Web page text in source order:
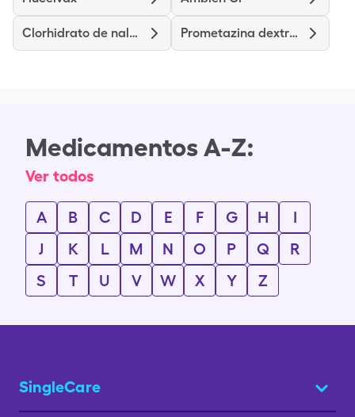
Clorhidrato de naloxona Prometazina dextrometorfano
Medicamentos A-Z:
Ver todos
A B C D E F G H
I
J
K L M N O P Q
R
S
T U V W X Y Z
SingleCare